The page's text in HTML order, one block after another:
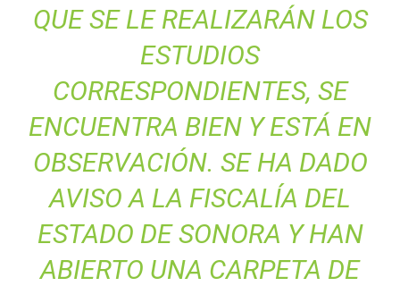
QUE SE LE REALIZARÁN LOS
ESTUDIOS
CORRESPONDIENTES, SE
ENCUENTRA BIEN Y ESTÁ EN
OBSERVACIÓN. SE HA DADO
AVISO A LA FISCALÍA DEL
ESTADO DE SONORA Y HAN
ABIERTO UNA CARPETA DE